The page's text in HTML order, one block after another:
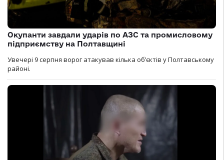
Окупанти завдали ударів по АЗС та промисловому
підприємству на Полтавщині
Увечері 9 серпня ворог атакував кілька обʼєктів у Полтавському
районі.